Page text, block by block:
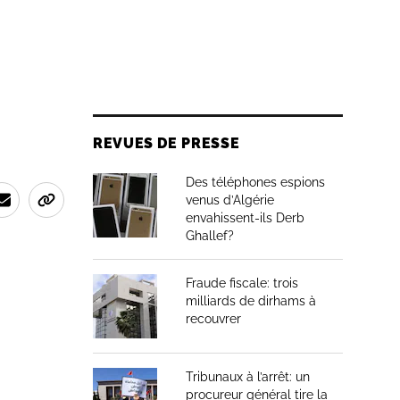
REVUES DE PRESSE
Des téléphones espions
venus d’Algérie
envahissent-ils Derb
Ghallef?
Fraude fiscale: trois
milliards de dirhams à
recouvrer
Tribunaux à l’arrêt: un
procureur général tire la